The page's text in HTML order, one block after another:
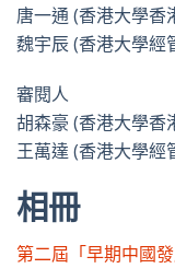
唐一通 (香港大學香
魏宇辰 (香港大學經
審閱人
胡森豪 (香港大學香
王萬達 (香港大學經
相冊
第二屆「早期中國